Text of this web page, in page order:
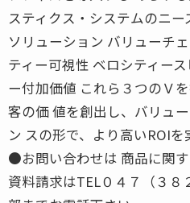
スティクス・システムのニ
ソリューション バリューチ
ティー可視性 ベロシティー
ー付加価値 これら３つのＶ
客の価 値を創出し、バリュ
ン スの形で、より高いROIを
●お問い合わせは 商品に関す
資料請求はTEL０４７（３